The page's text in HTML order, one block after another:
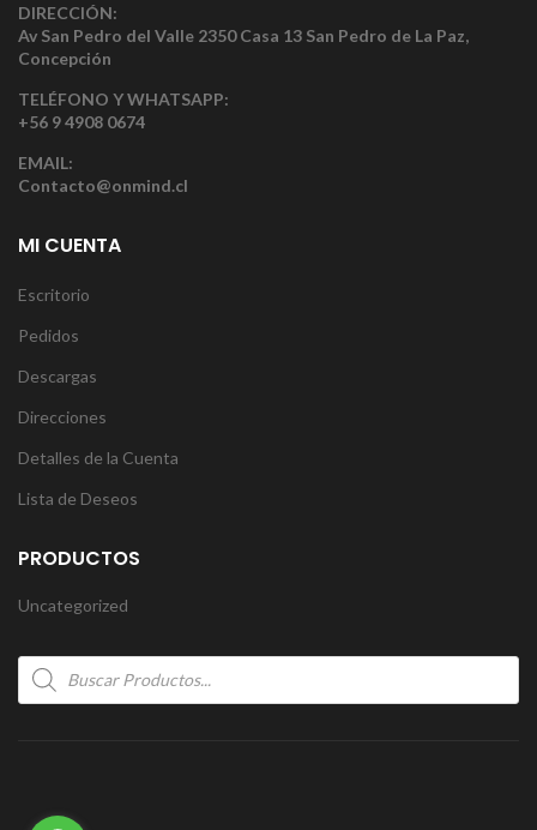
DIRECCIÓN:
Av San Pedro del Valle 2350 Casa 13 San Pedro de La Paz,
Concepción
TELÉFONO Y WHATSAPP:
+56 9 4908 0674
EMAIL:
Contacto@onmind.cl
MI CUENTA
Escritorio
Pedidos
Descargas
Direcciones
Detalles de la Cuenta
Lista de Deseos
PRODUCTOS
Uncategorized
Products
search